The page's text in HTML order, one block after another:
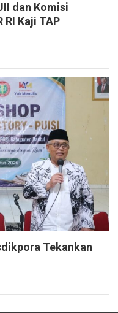
dan Komisi
RI Kaji TAP
Tekankan